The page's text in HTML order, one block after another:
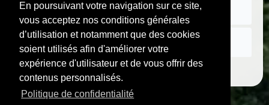
En poursuivant votre navigation sur ce site,
vous acceptez nos conditions générales
d’utilisation et notamment que des cookies
soient utilisés afin d'améliorer votre
expérience d'utilisateur et de vous offrir des
contenus personnalisés.
Politique de confidentialité
Règlement
Nous contacter